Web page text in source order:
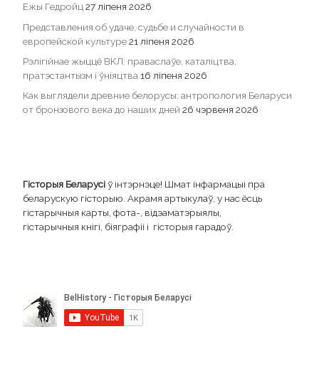
Ежы Гедройц 27 ліпеня 2026
Представления об удаче, судьбе и случайности в
европейской культуре21 ліпеня 2026
Рэлігійнае жыццё ВКЛ: праваслаўе, каталіцтва,
пратэстантызм і ўніяцтва 16 ліпеня 2026
Как выглядели древние белорусы: антропология Беларуси
от бронзового века до наших дней 26 чэрвеня 2026
Гісторыя Беларусіў інтэрнэце! Шмат інфармацыі пра
беларускую гісторыю. Акрамя артыкулаў, у нас ёсць
гістарычныя карты, фота-, відэаматэрыялы,
гістарычныя кнігі, біяграфіі і гісторыя гарадоў.